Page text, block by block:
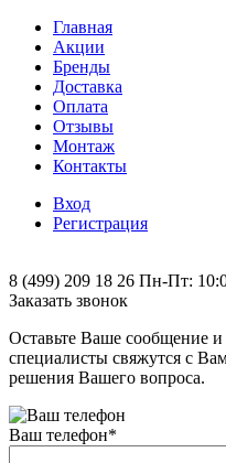
Главная
Акции
Бренды
Доставка
Оплата
Отзывы
Монтаж
Контакты
Вход
Регистрация
8 (499) 209 18 26 Пн-Пт:
Заказать звонок
Оставьте Ваше сообщение
специалисты свяжутся с
решения Вашего вопроса.
Ваш телефон*